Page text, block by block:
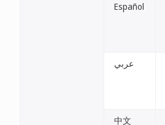
Español
عربي
中文